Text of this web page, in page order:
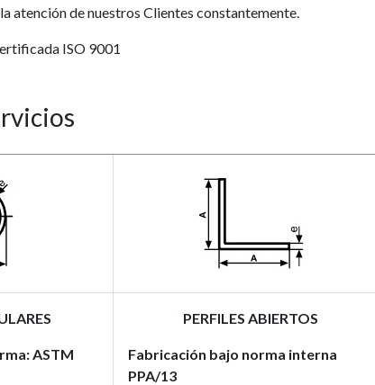
atención de nuestros Clientes constantemente.
ISO 9001
ASTM
PERFILES ABIERTOS
Fabricación bajo norma interna
PPA/13